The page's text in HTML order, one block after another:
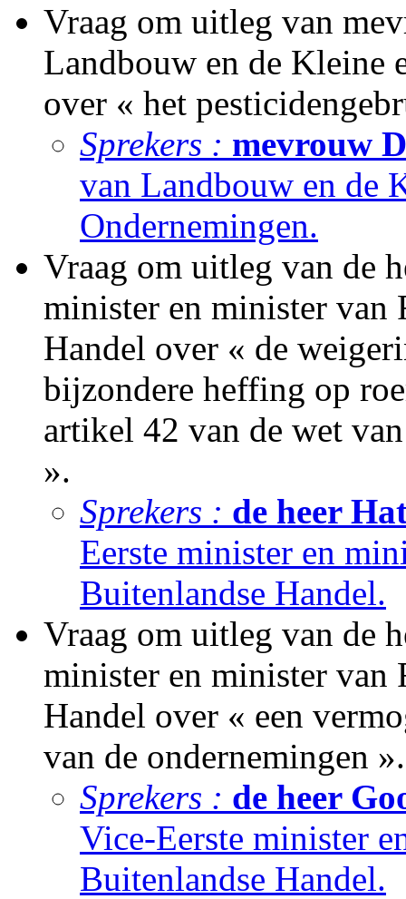
Vraag om uitleg van
Landbouw en de Kleine
over « het
Sprekers : mevrouw
van Landbouw en de
Ondernemingen.
Vraag om uitleg van de
minister en minister van
Handel over « de
bijzondere heffing op
artikel 42 van de wet
».
Sprekers : de heer
Eerste minister en
Buitenlandse Handel.
Vraag om uitleg van de
minister en minister van
Handel over « een
van de ondernemingen ».
Sprekers : de heer
Vice-Eerste minister
Buitenlandse Handel.